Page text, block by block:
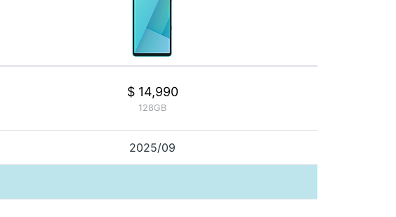
$ 14,990
128GB
2025/09